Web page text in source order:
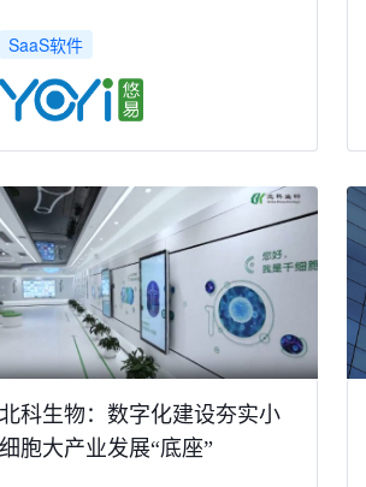
SaaS软件
北科生物：数字化建设夯实小
细胞大产业发展“底座”